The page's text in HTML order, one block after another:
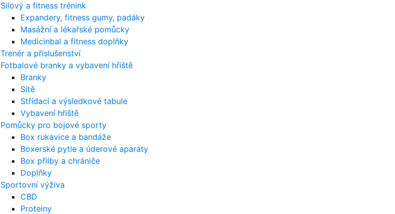
Silový a fitness trénink
Expandery, fitness gumy, padáky
Masážní a lékařské pomůcky
Medicinbal a fitness doplňky
Trenér a příslušenství
Fotbalové branky a vybavení hřiště
Branky
Sítě
Střídací a výsledkové tabule
Vybavení hřiště
Pomůcky pro bojové sporty
Box rukavice a bandáže
Boxerské pytle a úderové aparáty
Box přilby a chrániče
Doplňky
Sportovní výživa
CBD
Proteiny